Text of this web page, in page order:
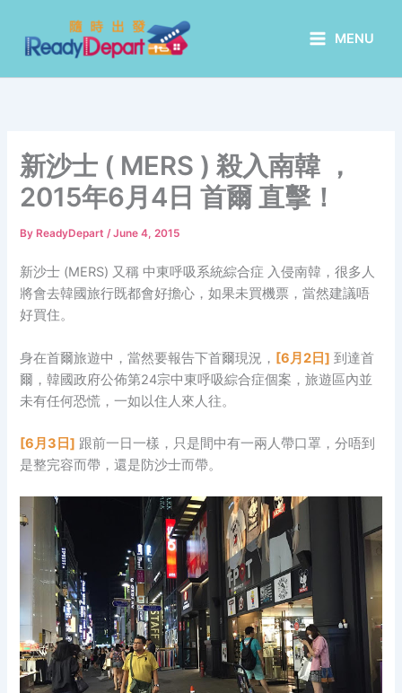
content
MENU
新沙士 ( MERS ) 殺入南韓 ，
2015年6月4日 首爾 直擊！
By ReadyDepart/June 4, 2015
新沙士 (MERS) 又稱 中東呼吸系統綜合症 入侵南韓，很多人
將會去韓國旅行既都會好擔心，如果未買機票，當然建議唔
好買住。
身在首爾旅遊中，當然要報告下首爾現況， [6月2日] 到達首
爾，韓國政府公佈第24宗中東呼吸綜合症個案，旅遊區內並
未有任何恐慌，一如以住人來人往。
[6月3日] 跟前一日一樣，只是間中有一兩人帶口罩，分唔到
是整完容而帶，還是防沙士而帶。